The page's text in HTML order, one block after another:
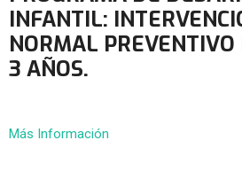
INFANTIL:
NORMAL
3 AÑOS.
Más Información